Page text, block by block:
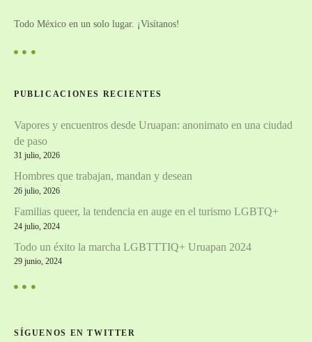
Todo México en un solo lugar. ¡Visítanos!
PUBLICACIONES RECIENTES
Vapores y encuentros desde Uruapan: anonimato en una ciudad
de paso
31 julio, 2026
Hombres que trabajan, mandan y desean
26 julio, 2026
Familias queer, la tendencia en auge en el turismo LGBTQ+
24 julio, 2024
Todo un éxito la marcha LGBTTTIQ+ Uruapan 2024
29 junio, 2024
SÍGUENOS EN TWITTER